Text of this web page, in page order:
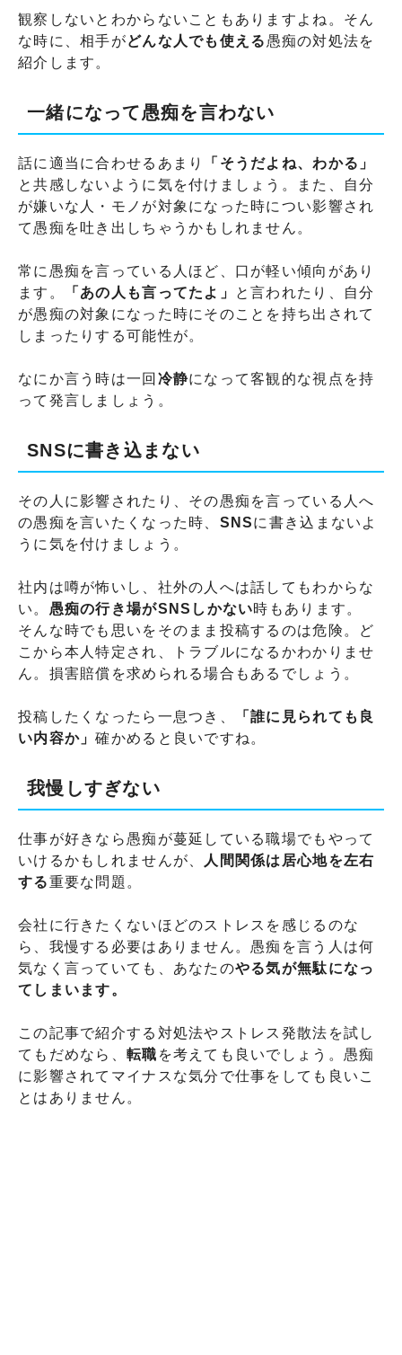
観察しないとわからないこともありますよね。そん
な時に、相手がどんな人でも使える 愚痴の対処法を
紹介します。
一緒になって愚痴を言わない
話に適当に合わせるあまり
「そうだよね、わかる」
と共感しないように気を付けましょう。また、自分
が嫌いな人・モノが対象になった時につい影響され
て愚痴を吐き出しちゃうかもしれません。
常に愚痴を言っている人ほど、口が軽い傾向があり
ます。
「あの人も言ってたよ」
と言われたり、自分
が愚痴の対象になった時にそのことを持ち出されて
しまったりする可能性が。
なにか言う時は一回 冷静になって客観的な視点を持
って発言しましょう。
SNSに書き込まない
その人に影響されたり、その愚痴を言っている人へ
の愚痴を言いたくなった時、 SNSに書き込まないよ
うに気を付けましょう。
社内は噂が怖いし、社外の人へは話してもわからな
い。 愚痴の行き場がSNSしかない時もあります。
そんな時でも思いをそのまま投稿するのは危険。ど
こから本人特定され、トラブルになるかわかりませ
ん。損害賠償を求められる場合もあるでしょう。
投稿したくなったら一息つき、
「誰に見られても良
い内容か」確かめると良いですね。
我慢しすぎない
仕事が好きなら愚痴が蔓延している職場でもやって
いけるかもしれませんが、
人間関係は居心地を左右
する重要な問題。
会社に行きたくないほどのストレスを感じるのな
ら、我慢する必要はありません。愚痴を言う人は何
気なく言っていても、あなたのやる気が無駄になっ
てしまいます。
この記事で紹介する対処法やストレス発散法を試し
てもだめなら、 転職 を考えても良いでしょう。愚痴
に影響されてマイナスな気分で仕事をしても良いこ
とはありません。